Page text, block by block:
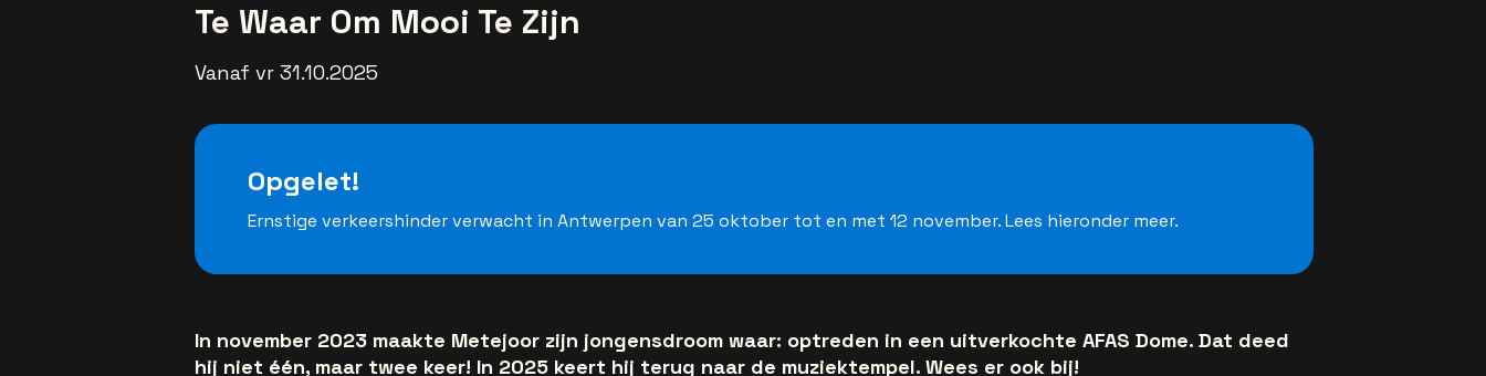
Te Waar Om Mooi Te Zijn
Vanaf vr 31.10.2025
Opgelet!
Ernstige verkeershinder verwacht in Antwerpen van 25 oktober tot en met 12 november. Lees hieronder meer.
In november 2023 maakte Metejoor zijn jongensdroom waar: optreden in een uitverkochte AFAS Dome. Dat deed
hij niet één, maar twee keer! In 2025 keert hij terug naar de muziektempel. Wees er ook bij!